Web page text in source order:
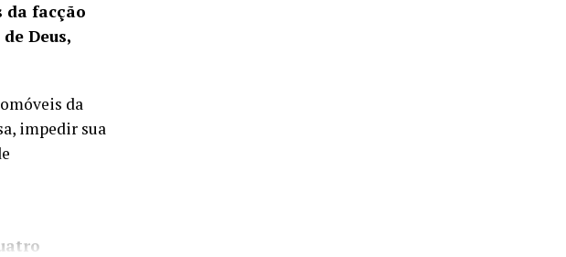
da facção
Deus,
da
impedir sua